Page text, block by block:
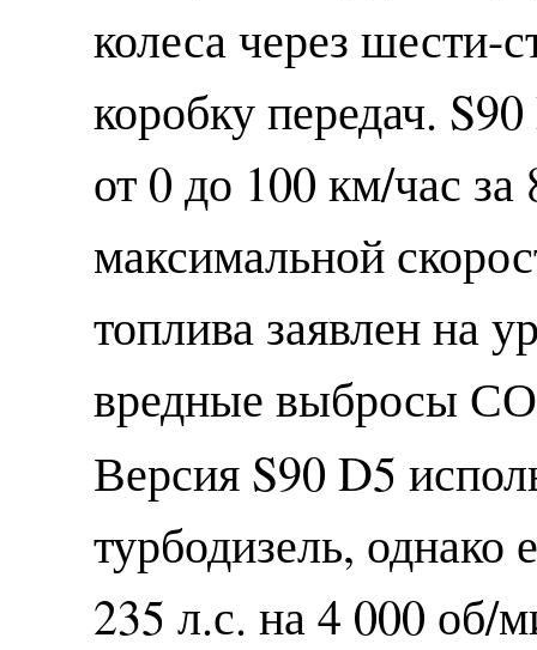
колеса через шести-
коробку передач.
от 0 до 100 км/час за
максимальной
топлива заявлен на
вредные выбросы
Версия S90 D5
турбодизель, однако
235 л.с. на 4 000 об/